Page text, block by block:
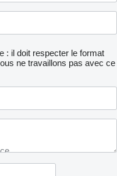
: il doit respecter le format
ne travaillons pas avec ce